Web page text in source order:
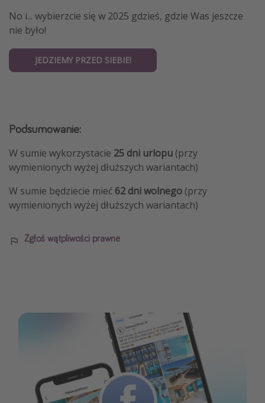
No i... wybierzcie się w 2025 gdzieś, gdzie Was jeszcze
nie było!
JEDZIEMY PRZED SIEBIE!
Podsumowanie:
W sumie wykorzystacie 25 dni urlopu (przy
wymienionych wyżej dłuższych wariantach)
W sumie będziecie mieć 62 dni wolnego (przy
wymienionych wyżej dłuższych wariantach)
Zgłoś wątpliwości prawne